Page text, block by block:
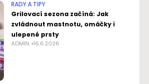
RADY A TIPY
Grilovací sezona začíná: Jak
zvládnout mastnotu, omáčky i
ulepené prsty
ADMIN 16.6.2026